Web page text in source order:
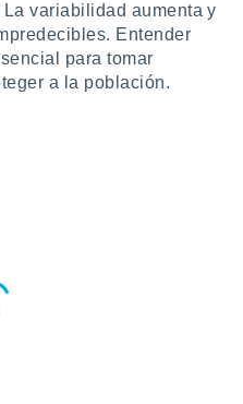
La variabilidad aumenta y
Entender
para tomar
a la población.